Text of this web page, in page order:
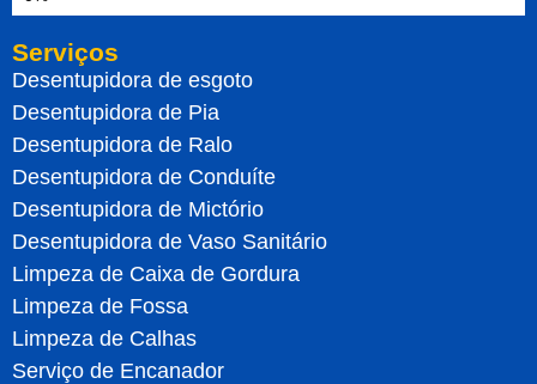
Serviços
Desentupidora de esgoto
Desentupidora de Pia
Desentupidora de Ralo
Desentupidora de Conduíte
Desentupidora de Mictório
Desentupidora de Vaso Sanitário
Limpeza de Caixa de Gordura
Limpeza de Fossa
Limpeza de Calhas
Serviço de Encanador